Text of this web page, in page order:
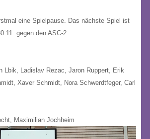
eine Spielpause. Das nächste Spiel ist
gegen den ASC-2.
Lbik, Ladislav Rezac, Jaron Ruppert, Erik
Xaver Schmidt, Nora Schwerdtfeger, Carl
Maximilian Jochheim